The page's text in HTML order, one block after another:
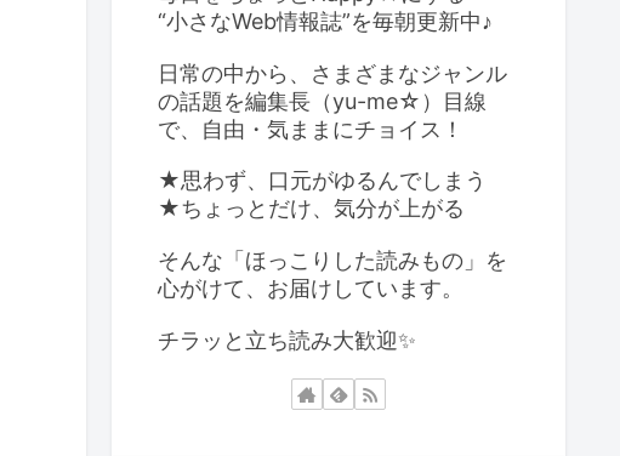
“小さなWeb情報誌”を毎朝更新中♪
日常の中から、さまざまなジャンル
の話題を編集長（yu-me☆）目線
で、自由・気ままにチョイス！
★思わず、口元がゆるんでしまう
★ちょっとだけ、気分が上がる
そんな「ほっこりした読みもの」を
心がけて、お届けしています。
チラッと立ち読み大歓迎✨️